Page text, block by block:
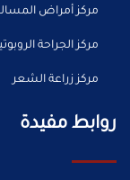
مركز أمراض
مركز الجراحة
مركز زراعة الشعر
روابط مفيدة